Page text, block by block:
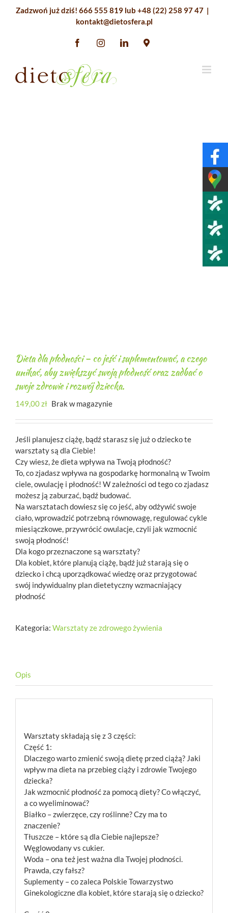
Zadzwoń już dziś! 666 555 819 lub +48 (22) 258 97 47 |
kontakt@dietosfera.pl
FacebookInstagramLinkedInGoogle
Dieta dla płodności – co jeść i suplementować, a czego
unikać, aby zwiększyć swoją płodność oraz zadbać o
swoje zdrowie i rozwój dziecka.
149,00zł Brak w magazynie
Jeśli planujesz ciążę, bądź starasz się już o dziecko te
warsztaty są dla Ciebie!
Czy wiesz, że dieta wpływa na Twoją płodność?
To, co zjadasz wpływa na gospodarkę hormonalną w Twoim
ciele, owulację i płodność! W zależności od tego co zjadasz
możesz ją zaburzać, bądź budować.
Na warsztatach dowiesz się co jeść, aby odżywić swoje
ciało, wprowadzić potrzebną równowagę, regulować cykle
miesiączkowe, przywrócić owulacje, czyli jak wzmocnić
swoją płodność!
Dla kogo przeznaczone są warsztaty?
Dla kobiet, które planują ciążę, bądź już starają się o
dziecko i chcą uporządkować wiedzę oraz przygotować
swój indywidualny plan dietetyczny wzmacniający
płodność
Kategoria: Warsztaty ze zdrowego żywienia
Opis
Warsztaty składają się z 3 części:
Część 1:
Dlaczego warto zmienić swoją dietę przed ciążą? Jaki
wpływ ma dieta na przebieg ciąży i zdrowie Twojego
dziecka?
Jak wzmocnić płodność za pomocą diety? Co włączyć,
a co wyeliminować?
Białko – zwierzęce, czy roślinne? Czy ma to
znaczenie?
Tłuszcze – które są dla Ciebie najlepsze?
Węglowodany vs cukier.
Woda – ona też jest ważna dla Twojej płodności.
Prawda, czy fałsz?
Suplementy – co zaleca Polskie Towarzystwo
Ginekologiczne dla kobiet, które starają się o dziecko?